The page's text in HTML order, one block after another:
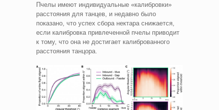
Пчелы имеют индивидуальные «калибровки»
расстояния для танцев, и недавно было
показано, что успех сбора нектара снижается,
если калибровка привлеченной пчелы приводит
к тому, что она не достигает калиброванного
расстояния танцора.